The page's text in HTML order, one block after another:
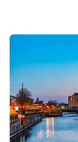
Manuellt
Välj